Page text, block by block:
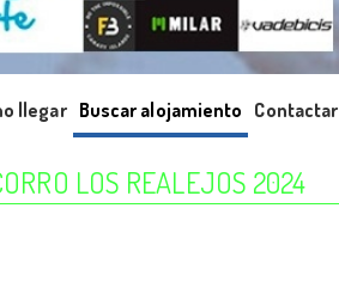
llegar Buscar alojamiento Contactar
LOS REALEJOS 2024